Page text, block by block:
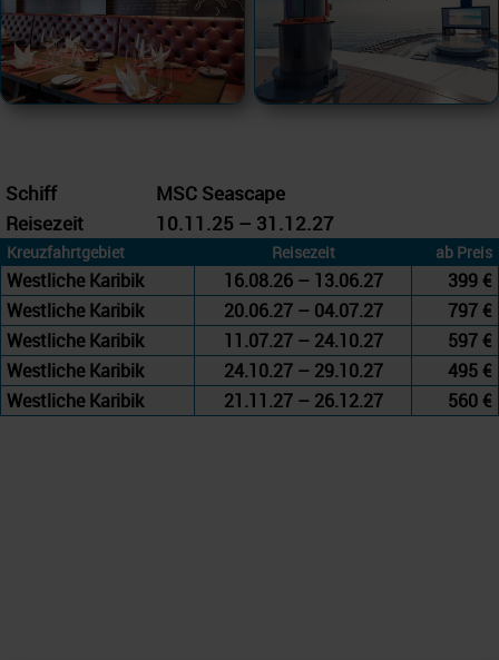
Schiff
MSC Seascape
Reisezeit
10.11.25 – 31.12.27
Kreuzfahrtgebiet Reisezeit ab Preis
Westliche Karibik 16.08.26 – 13.06.27
399 €
Westliche Karibik
20.06.27 – 04.07.27
797 €
Westliche Karibik
11.07.27 – 24.10.27
597 €
Westliche Karibik
24.10.27 – 29.10.27
495 €
Westliche Karibik
21.11.27 – 26.12.27 560 €